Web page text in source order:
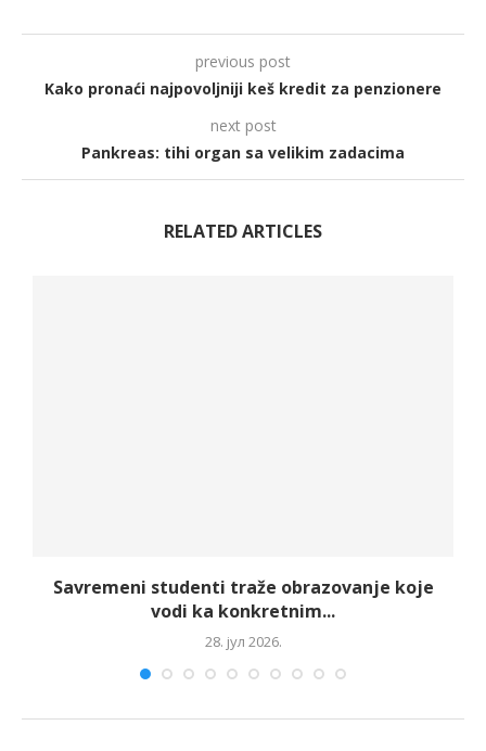
previous post
Kako pronaći najpovoljniji keš kredit za penzionere
next post
Pankreas: tihi organ sa velikim zadacima
RELATED ARTICLES
Savremeni studenti traže obrazovanje koje
vodi ka konkretnim...
28. јул 2026.